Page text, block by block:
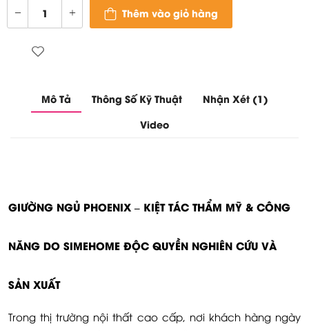
Thêm vào giỏ hàng
Mô Tả Thông Số Kỹ Thuật
Nhận Xét (1)
Video
GIƯỜNG NGỦ PHOENIX – KIỆT TÁC THẨM MỸ & CÔNG
NĂNG DO SIMEHOME ĐỘC QUYỀN NGHIÊN CỨU VÀ
SẢN XUẤT
Trong thị trường nội thất cao cấp, nơi khách hàng ngày